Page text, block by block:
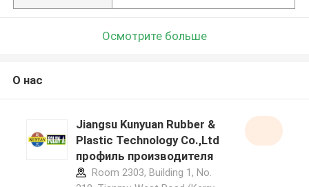
Осмотрите больше
О нас
Jiangsu Kunyuan Rubber &
Plastic Technology Co.,Ltd
профиль производителя
Room 2303, Building 1, No.